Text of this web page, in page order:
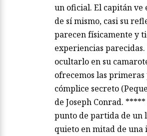
un oficial. El capitán ve
de sí mismo, casi su
parecen físicamente y
experiencias parecidas.
ocultarlo en su
ofrecemos las primeras
cómplice secreto
de Joseph Conrad.
punto de partida de un
quieto en mitad de una